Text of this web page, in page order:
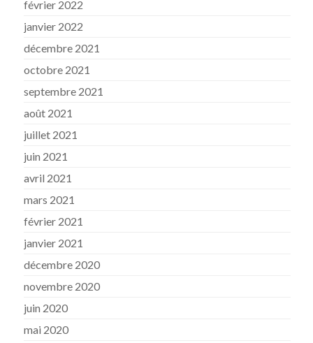
février 2022
janvier 2022
décembre 2021
octobre 2021
septembre 2021
août 2021
juillet 2021
juin 2021
avril 2021
mars 2021
février 2021
janvier 2021
décembre 2020
novembre 2020
juin 2020
mai 2020